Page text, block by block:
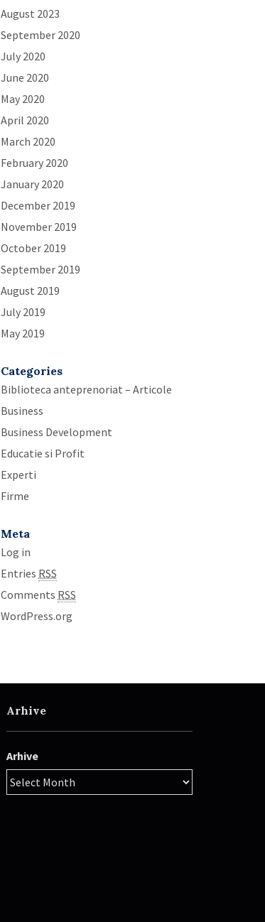
August 2023
September 2020
July 2020
June 2020
May 2020
April 2020
March 2020
February 2020
January 2020
December 2019
November 2019
October 2019
September 2019
August 2019
July 2019
May 2019
Categories
Biblioteca anteprenoriat – Articole
Business
Business Development
Educatie si Profit
Experti
Firme
Meta
Log in
Entries RSS
Comments RSS
WordPress.org
Arhive
Arhive